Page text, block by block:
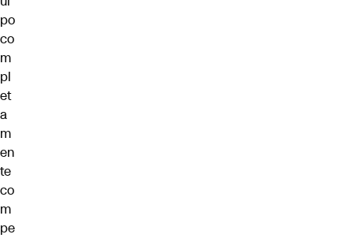
po
co
m
pl
et
a
m
en
te
co
m
pe